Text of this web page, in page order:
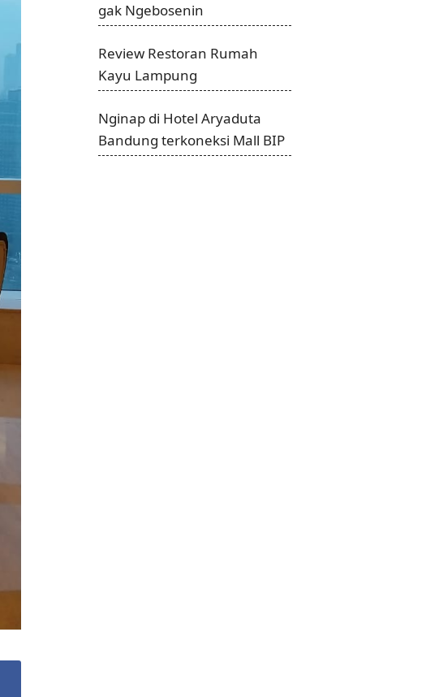
gak Ngebosenin
Review Restoran Rumah
Kayu Lampung
Nginap di Hotel Aryaduta
Bandung terkoneksi Mall BIP